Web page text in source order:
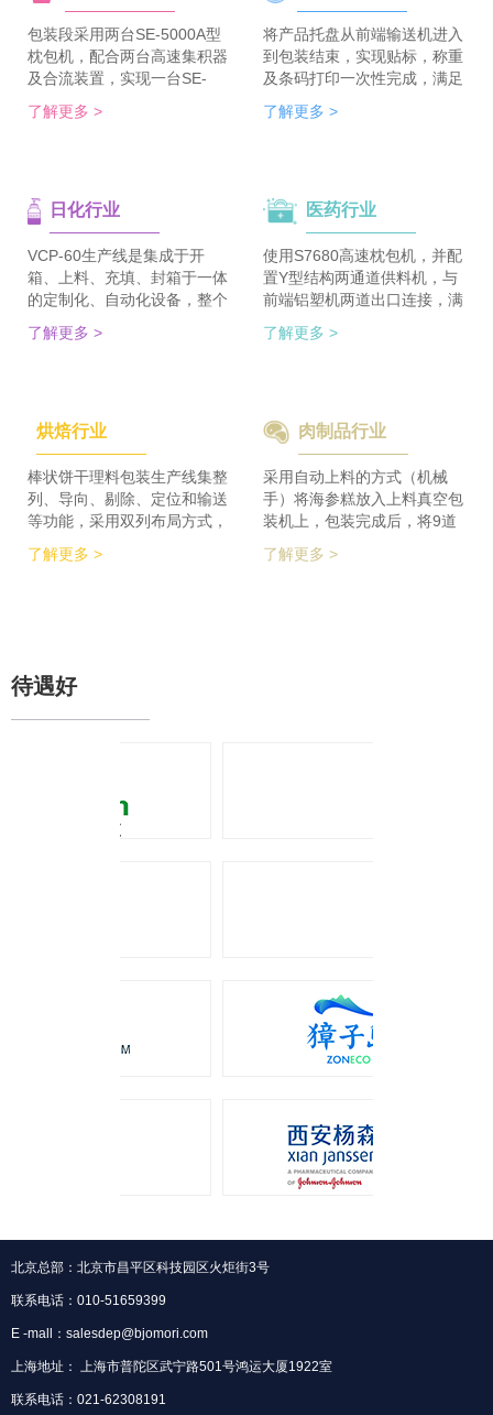
包装段采用两台SE-5000A型
枕包机，配合两台高速集积器
及合流装置，实现一台SE-
5700A-BX枕包机完成整线的
集合包包装，分道装置完成生
器、一侧配集合包集积器，实
现在一台机器上完成两种形式
的自动装箱。 占地空间减
半，一条生产线实现两种形式
的包装及装箱，人员数量减半
大降低。
了解更多 >
将产品托盘从前端输送机进入
到包装结束，实现贴标，称重
及条码打印一次性完成，满足
客户包装效率120个/min的包
装需求。 多种物品包装的兼
了解更多 >
日化行业
VCP-60生产线是集成于开
箱、上料、充填、封箱于一体
的定制化、自动化设备，整个
生产线采用独立伺服匹配节拍
协调运行，实现灵活更稳定。
检及码垛设备实现整线自动化
运行。 节省了80%人员数
量，降低了劳动者的劳动强
度，提高了工作效率
了解更多 >
医药行业
使用S7680高速枕包机，并配
置Y型结构两通道供料机，与
前端铝塑机两道出口连接，满
足了枕包机的稳定供料，又缩
短了设备总长。枕包机单道输
积的要求，同时节省了一半的
占地空间，一条生产线实现了
整个生产的稳定供料，减少设
备的投入，大大降低了采购成
本。
了解更多 >
烘焙行业
棒状饼干理料包装生产线集整
列、导向、剔除、定位和输送
等功能，采用双列布局方式，
在有限的场地内，提高了产品
包装的生产力，同时达到废料
了解更多 >
肉制品行业
采用自动上料的方式（机械
手）将海参糕放入上料真空包
装机上，包装完成后，将9道
带机，将1道产品分为2道，分
了解更多 >
待遇好
北京总部：北京市昌平区科技园区火炬街3号
联系电话：010-51659399
E -mall：salesdep@bjomori.com
上海地址： 上海市普陀区武宁路501号鸿运大厦1922室
联系电话：021-62308191